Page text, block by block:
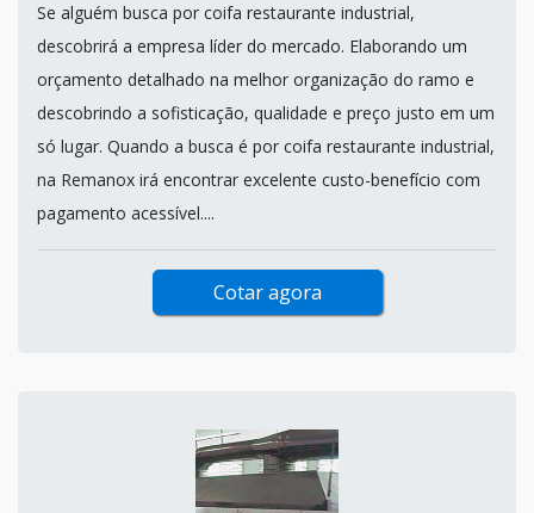
Se alguém busca por coifa restaurante industrial,
descobrirá a empresa líder do mercado. Elaborando um
orçamento detalhado na melhor organização do ramo e
descobrindo a sofisticação, qualidade e preço justo em um
só lugar. Quando a busca é por coifa restaurante industrial,
na Remanox irá encontrar excelente custo-benefício com
pagamento acessível....
Cotar agora